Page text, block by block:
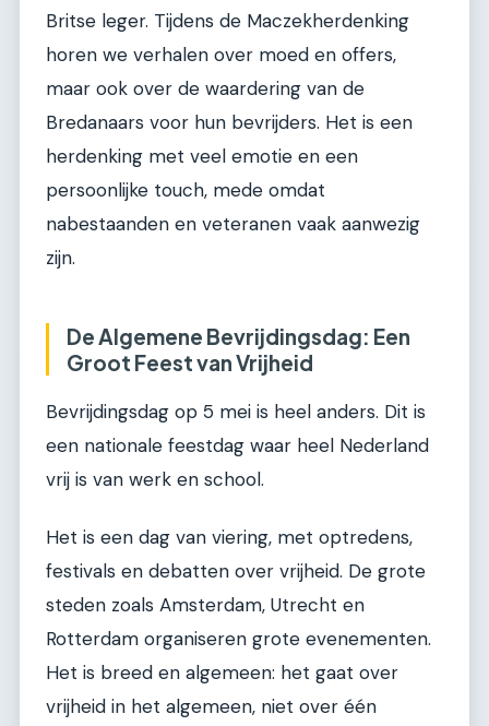
Britse leger. Tijdens de Maczekherdenking
horen we verhalen over moed en offers,
maar ook over de waardering van de
Bredanaars voor hun bevrijders. Het is een
herdenking met veel emotie en een
persoonlijke touch, mede omdat
nabestaanden en veteranen vaak aanwezig
zijn.
De Algemene Bevrijdingsdag: Een
Groot Feest van Vrijheid
Bevrijdingsdag op 5 mei is heel anders. Dit is
een nationale feestdag waar heel Nederland
vrij is van werk en school.
Het is een dag van viering, met optredens,
festivals en debatten over vrijheid. De grote
steden zoals Amsterdam, Utrecht en
Rotterdam organiseren grote evenementen.
Het is breed en algemeen: het gaat over
vrijheid in het algemeen, niet over één